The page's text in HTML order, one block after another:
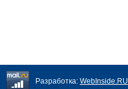
Разработка: WebInside.RU